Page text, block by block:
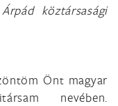
köztársasági
Önt magyar
nevében.